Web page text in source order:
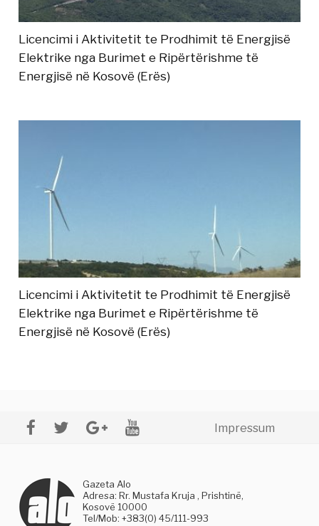
Licencimi i Aktivitetit te Prodhimit të Energjisë
Elektrike nga Burimet e Ripërtërishme të
Energjisë në Kosovë (Erës)
Licencimi i Aktivitetit te Prodhimit të Energjisë
Elektrike nga Burimet e Ripërtërishme të
Energjisë në Kosovë (Erës)
Impressum
Gazeta Alo
Adresa: Rr. Mustafa Kruja , Prishtinë,
Kosovë 10000
Tel/Mob: +383(0) 45/111-993